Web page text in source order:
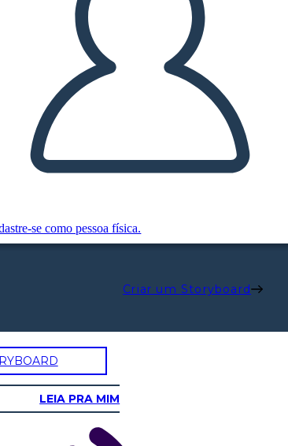
se como pessoa física.
Criar um Storyboard
LEIA PRA MIM